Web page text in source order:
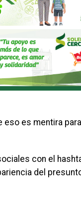
es mentira
con el
del